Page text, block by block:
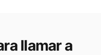
llamar a